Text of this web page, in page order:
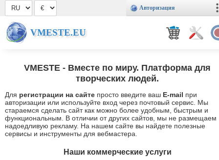
Авторизация
VMESTE.EU
VMESTE - Вместе по миру. Платформа для
творческих людей.
Для регистрации на сайте просто введите ваш E-mail при
авторизации или используйте вход через почтовый сервис. Мы
стараемся сделать сайт как можно более удобным, быстрым и
функциональным. В отличии от других сайтов, мы не размещаем
надоедливую рекламу. На нашем сайте вы найдете полезные
сервисы и инструменты для вебмастера.
Наши коммерческие услуги